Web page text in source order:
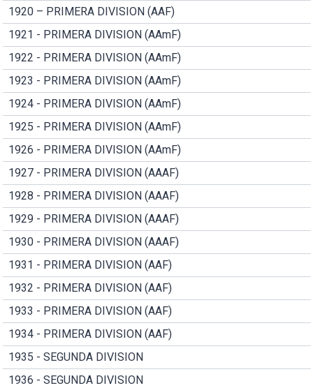
1920 – PRIMERA DIVISION (AAF)
1921 - PRIMERA DIVISION (AAmF)
1922 - PRIMERA DIVISION (AAmF)
1923 - PRIMERA DIVISION (AAmF)
1924 - PRIMERA DIVISION (AAmF)
1925 - PRIMERA DIVISION (AAmF)
1926 - PRIMERA DIVISION (AAmF)
1927 - PRIMERA DIVISION (AAAF)
1928 - PRIMERA DIVISION (AAAF)
1929 - PRIMERA DIVISION (AAAF)
1930 - PRIMERA DIVISION (AAAF)
1931 - PRIMERA DIVISION (AAF)
1932 - PRIMERA DIVISION (AAF)
1933 - PRIMERA DIVISION (AAF)
1934 - PRIMERA DIVISION (AAF)
1935 - SEGUNDA DIVISION
1936 - SEGUNDA DIVISION